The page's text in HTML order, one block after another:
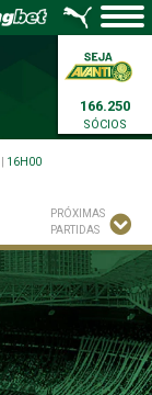
166.250
SÓCIOS
16H00
PRÓXIMAS
PARTIDAS